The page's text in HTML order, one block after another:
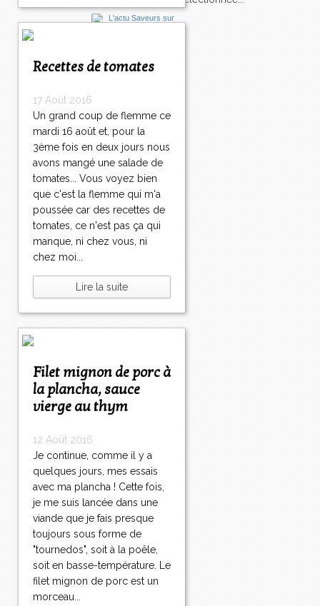
Recettes de tomates
17 Août 2016
Un grand coup de flemme ce
mardi 16 août et, pour la
3ème fois en deux jours nous
avons mangé une salade de
tomates... Vous voyez bien
que c'est la flemme qui m'a
poussée car des recettes de
tomates, ce n'est pas ça qui
manque, ni chez vous, ni
chez moi...
Lire la suite
Filet mignon de porc à
la plancha, sauce
vierge au thym
12 Août 2016
Je continue, comme il y a
quelques jours, mes essais
avec ma plancha ! Cette fois,
je me suis lancée dans une
viande que je fais presque
toujours sous forme de
"tournedos", soit à la poêle,
soit en basse-température. Le
filet mignon de porc est un
morceau...